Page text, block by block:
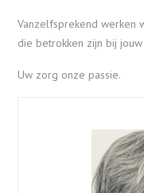
Vanzelfsprekend werken
die betrokken zijn bij
Uw zorg onze passie.